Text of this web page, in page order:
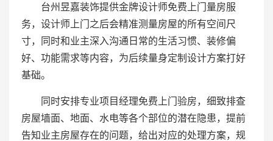
台州昱嘉装饰提供金牌设计师免费上门量房服
务，设计师上门之后会精准测量房屋的所有空间尺
寸，同时和业主深入沟通日常的生活习惯、装修偏
好、功能需求等内容，为后续量身定制设计方案打好
基础。
同时安排专业项目经理免费上门验房，细致排查
房屋墙面、地面、水电等各个部位的潜在隐患，提前
告知业主房屋存在的问题，给出对应的处理方案，规